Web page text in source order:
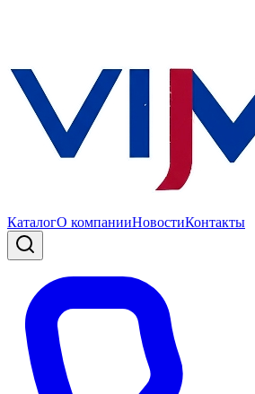
КаталогО компанииНовостиКонтакты